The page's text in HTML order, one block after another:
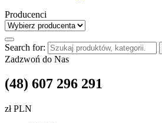
Producenci
Search for:
Zadzwoń do Nas
(48) 607 296 291
zł PLN